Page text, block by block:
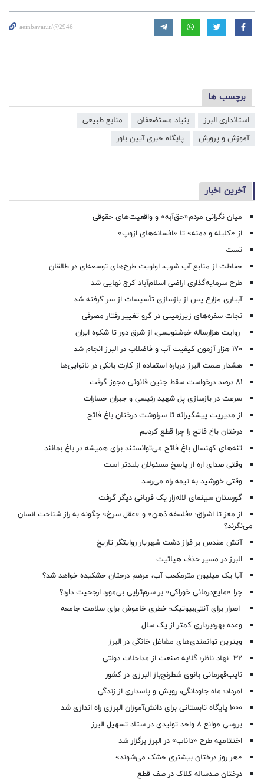
aeinbavar.ir/@2946
برچسب ها
استانداری البرز بنیاد مستضعفان
منابع طبیعی
آموزش و پرورش
پایگاه خبری آیین باور
آخرین اخبار
میان نگرانی مردم«حق‌آبه» و واقعیت‌های حقوقی
از «کلیله و دمنه» تا «افسانه‌های ازوپ»
تست
حفاظت از منابع آب شرب، اولویت طرح‌های توسعه‌ای در طالقان
طرح سرمایه‌گذاری اراضی اسلام‌آباد کرج نهایی شد
آبیاری مزارع پس از بازسازی تأسیسات از سر گرفته شد
نجات سفره‌های زیرزمینی در گرو تغییر رفتار مصرفی
روایت هزارساله خوشنویسی، از شرق دور تا شکوه ایران
۱۷۰ هزار آزمون کیفیت آب و فاضلاب در البرز انجام شد
هشدار صمت البرز درباره استفاده از کارت بانکی در نانوایی‌ها
۸۱ درصد درخواست‌ سقط جنین قانونی مجوز گرفت
سرعت در بازسازی پل شهید رئیسی و جبران خسارات
از مدیریت پیشگیرانه تا سرنوشت درختان باغ فاتح
درختان باغ فاتح را چرا قطع کردیم
تنه‌های کهنسال باغ فاتح می‌توانستند برای همیشه در باغ بمانند
وقتی صدای اره از پاسخ مسئولان بلندتر است
وقتی خورشید به نیمه راه می‌رسد
گورستان سینمای لاله‌زار یک قربانی دیگر گرفت
از مغز تا اشراق؛ «فلسفه ذهن» و «عقل سرخ» چگونه به راز شناخت انسان
می‌نگرند؟
آتش مقدس بر فراز دشت شهریار روایتگر تاریخ
البرز در مسیر حذف هپاتیت
آیا یک میلیون مترمکعب آب، مرهم درختان خشکیده خواهد شد؟
چرا «مایع‌درمانی خوراکی» بر سرم‌تراپی بی‌مورد ارجحیت دارد؟
اصرار برای آنتی‌بیوتیک؛ خطری خاموش برای سلامت جامعه
وعده بهره‌برداری کمتر از یک سال
ویترین توانمندی‌های مشاغل خانگی در البرز
۳۲ نهاد ناظر؛ گلایه صنعت از مداخلات دولتی
نایب‌قهرمانی بانوی شطرنج‌باز البرزی در کشور
امرداد؛ ماه جاودانگی، رویش و پاسداری از زندگی
۱۰۰۰ پایگاه تابستانی برای دانش‌آموزان البرزی راه اندازی شد
بررسی موانع ۸ واحد تولیدی در ستاد تسهیل البرز
اختتامیه طرح «داناب» در البرز برگزار شد
«هر روز درختان بیشتری خشک می‌شوند»
درختان صدساله کلاک در صف قطع